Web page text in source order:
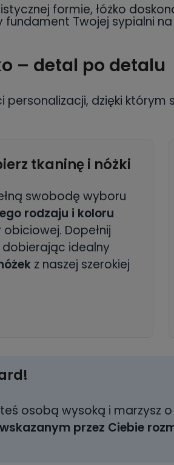
formie, łóżko
Twojej sypialni na
– detal po detalu
dzięki którym
tkaninę i nóżki
swobodę wyboru
rodzaju i koloru
obiciowej. Dopełnij
dobierając idealny
z naszej szerokiej
osobą wysoką i marzysz o
przez Ciebie